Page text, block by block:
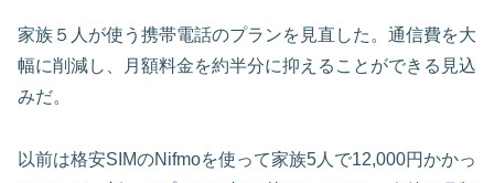
家族５人が使う携帯電話のプランを見直した。通信費を大
幅に削減し、月額料金を約半分に抑えることができる見込
みだ。
以前は格安SIMのNifmoを使って家族5人で12,000円かかっ